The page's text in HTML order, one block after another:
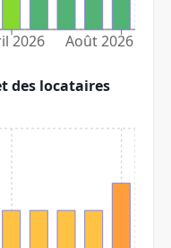
2026 Août 2026
des locataires